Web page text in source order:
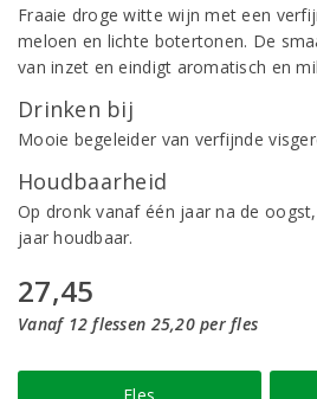
Fraaie droge witte wijn met een
meloen en lichte botertonen. De
van inzet en eindigt aromatisch en
Drinken bij
Mooie begeleider van verfijnde
Houdbaarheid
Op dronk vanaf één jaar na de
jaar houdbaar.
27,45
Vanaf 12 flessen 25,20 per fles